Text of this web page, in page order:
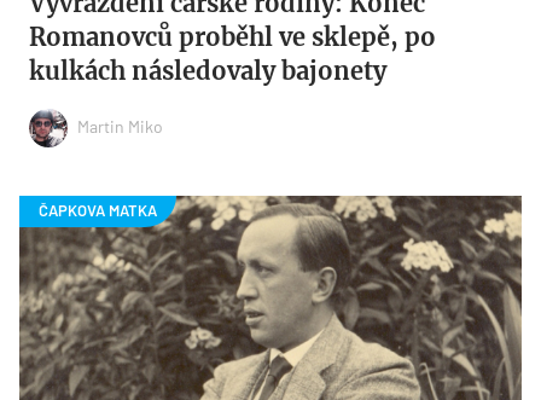
Romanovců proběhl ve sklepě, po
kulkách následovaly bajonety
Martin Miko